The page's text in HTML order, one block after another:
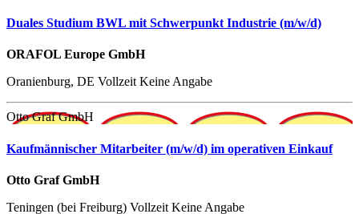
Duales Studium BWL mit Schwerpunkt Industrie (m/w/d)
ORAFOL Europe GmbH
Oranienburg, DE Vollzeit Keine Angabe
Otto Graf GmbH
Kaufmännischer Mitarbeiter (m/w/d) im operativen Einkauf
Otto Graf GmbH
Teningen (bei Freiburg) Vollzeit Keine Angabe